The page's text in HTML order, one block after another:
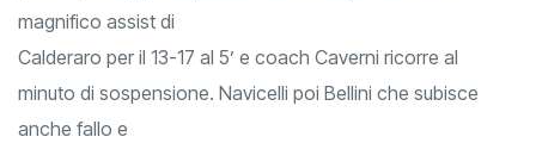
magnifico assist di
Calderaro per il 13-17 al 5’ e coach Caverni ricorre al
minuto di sospensione. Navicelli poi Bellini che subisce
anche fallo e